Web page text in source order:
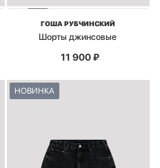
ГОША РУБЧИНСКИЙ
Шорты джинсовые
11 900₽
НОВИНКА